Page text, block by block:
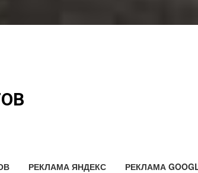
РЕКЛАМА ЯНДЕКС РЕКЛАМА